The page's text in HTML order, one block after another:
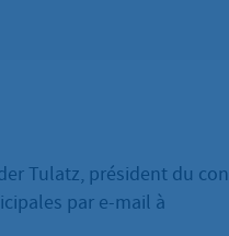
Tulatz, président du
par e-mail à